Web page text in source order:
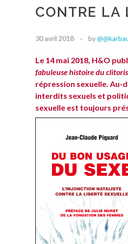
CONTRE LA
30 avril 2018 by
Le 14 mai 2018, H&O
fabuleuse histoire du clitoris
répression sexuelle. Au-
interdits sexuels et
sexuelle est toujours